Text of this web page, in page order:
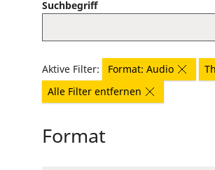
Suchbegriff
Aktive Filter: Format: Audio
Alle Filter entfernen
Format